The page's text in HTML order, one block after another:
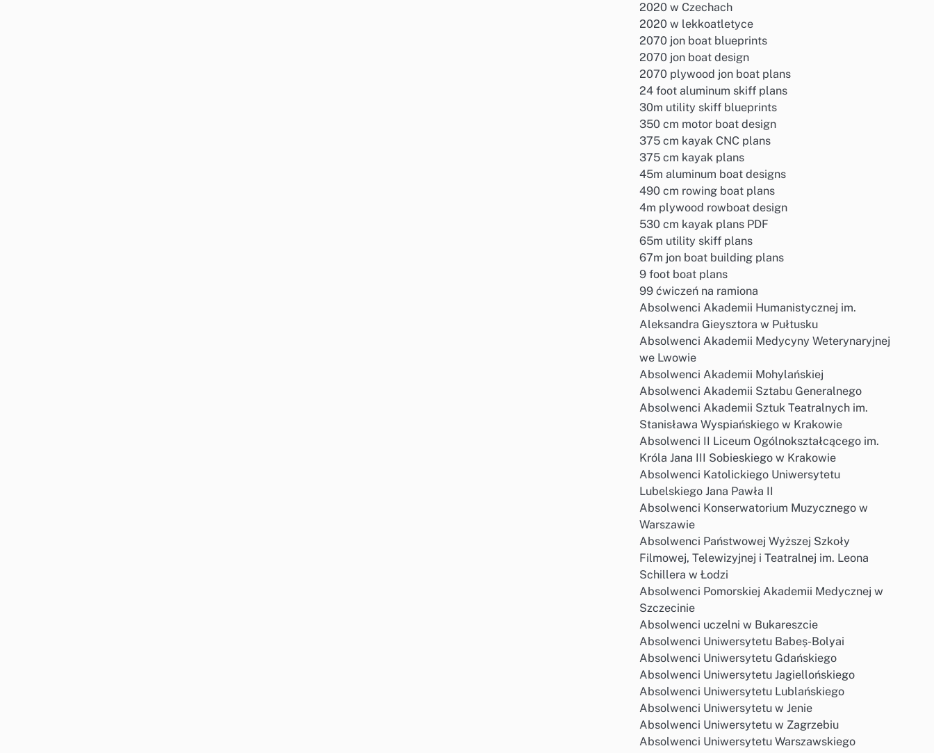
2020 w Czechach
2020 w lekkoatletyce
2070 jon boat blueprints
2070 jon boat design
2070 plywood jon boat plans
24 foot aluminum skiff plans
30m utility skiff blueprints
350 cm motor boat design
375 cm kayak CNC plans
375 cm kayak plans
45m aluminum boat designs
490 cm rowing boat plans
4m plywood rowboat design
530 cm kayak plans PDF
65m utility skiff plans
67m jon boat building plans
9 foot boat plans
99 ćwiczeń na ramiona
Absolwenci Akademii Humanistycznej im.
Aleksandra Gieysztora w Pułtusku
Absolwenci Akademii Medycyny Weterynaryjnej
we Lwowie
Absolwenci Akademii Mohylańskiej
Absolwenci Akademii Sztabu Generalnego
Absolwenci Akademii Sztuk Teatralnych im.
Stanisława Wyspiańskiego w Krakowie
Absolwenci II Liceum Ogólnokształcącego im.
Króla Jana III Sobieskiego w Krakowie
Absolwenci Katolickiego Uniwersytetu
Lubelskiego Jana Pawła II
Absolwenci Konserwatorium Muzycznego w
Warszawie
Absolwenci Państwowej Wyższej Szkoły
Filmowej, Telewizyjnej i Teatralnej im. Leona
Schillera w Łodzi
Absolwenci Pomorskiej Akademii Medycznej w
Szczecinie
Absolwenci uczelni w Bukareszcie
Absolwenci Uniwersytetu Babeș-Bolyai
Absolwenci Uniwersytetu Gdańskiego
Absolwenci Uniwersytetu Jagiellońskiego
Absolwenci Uniwersytetu Lublańskiego
Absolwenci Uniwersytetu w Jenie
Absolwenci Uniwersytetu w Zagrzebiu
Absolwenci Uniwersytetu Warszawskiego